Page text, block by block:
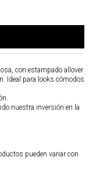
con estampado allover
Ideal para looks cómodos
nuestra inversión en la
pueden variar con